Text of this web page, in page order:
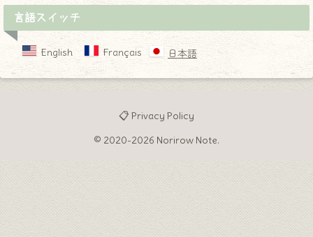
言語スイッチ
English Français 日本語
📋 Privacy Policy
© 2020-2026 Norirow Note.